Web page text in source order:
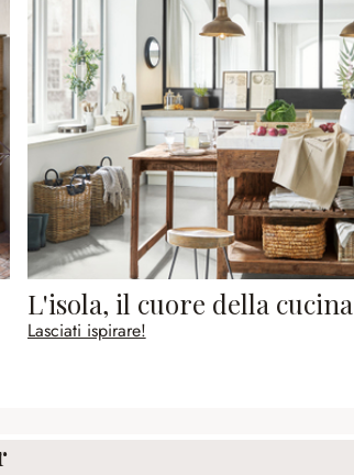
L'isola, il cuore della cucina
Lasciati ispirare!